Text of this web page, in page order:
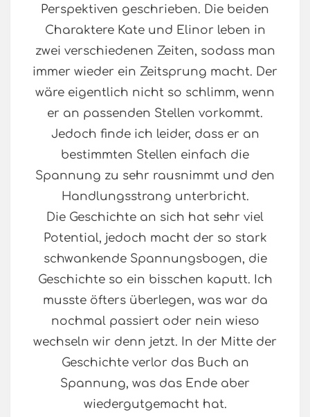
Perspektiven geschrieben. Die beiden
Charaktere Kate und Elinor leben in
zwei verschiedenen Zeiten, sodass man
immer wieder ein Zeitsprung macht. Der
wäre eigentlich nicht so schlimm, wenn
er an passenden Stellen vorkommt.
Jedoch finde ich leider, dass er an
bestimmten Stellen einfach die
Spannung zu sehr rausnimmt und den
Handlungsstrang unterbricht.
Die Geschichte an sich hat sehr viel
Potential, jedoch macht der so stark
schwankende Spannungsbogen, die
Geschichte so ein bisschen kaputt. Ich
musste öfters überlegen, was war da
nochmal passiert oder nein wieso
wechseln wir denn jetzt. In der Mitte der
Geschichte verlor das Buch an
Spannung, was das Ende aber
wiedergutgemacht hat.